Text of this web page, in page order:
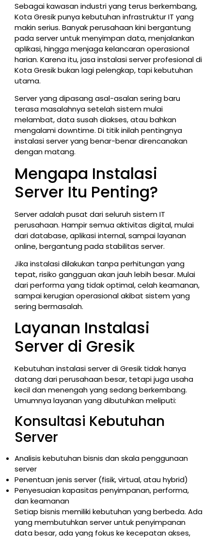
Sebagai kawasan industri yang terus berkembang,
Kota Gresik punya kebutuhan infrastruktur IT yang
makin serius. Banyak perusahaan kini bergantung
pada server untuk menyimpan data, menjalankan
aplikasi, hingga menjaga kelancaran operasional
harian. Karena itu, jasa instalasi server profesional di
Kota Gresik bukan lagi pelengkap, tapi kebutuhan
utama.
Server yang dipasang asal-asalan sering baru
terasa masalahnya setelah sistem mulai
melambat, data susah diakses, atau bahkan
mengalami downtime. Di titik inilah pentingnya
instalasi server yang benar-benar direncanakan
dengan matang.
Mengapa Instalasi
Server Itu Penting?
Server adalah pusat dari seluruh sistem IT
perusahaan. Hampir semua aktivitas digital, mulai
dari database, aplikasi internal, sampai layanan
online, bergantung pada stabilitas server.
Jika instalasi dilakukan tanpa perhitungan yang
tepat, risiko gangguan akan jauh lebih besar. Mulai
dari performa yang tidak optimal, celah keamanan,
sampai kerugian operasional akibat sistem yang
sering bermasalah.
Layanan Instalasi
Server di Gresik
Kebutuhan instalasi server di Gresik tidak hanya
datang dari perusahaan besar, tetapi juga usaha
kecil dan menengah yang sedang berkembang.
Umumnya layanan yang dibutuhkan meliputi:
Konsultasi Kebutuhan
Server
Analisis kebutuhan bisnis dan skala penggunaan
server
Penentuan jenis server (fisik, virtual, atau hybrid)
Penyesuaian kapasitas penyimpanan, performa,
dan keamanan
Setiap bisnis memiliki kebutuhan yang berbeda. Ada
yang membutuhkan server untuk penyimpanan
data besar, ada yang fokus ke kecepatan akses,